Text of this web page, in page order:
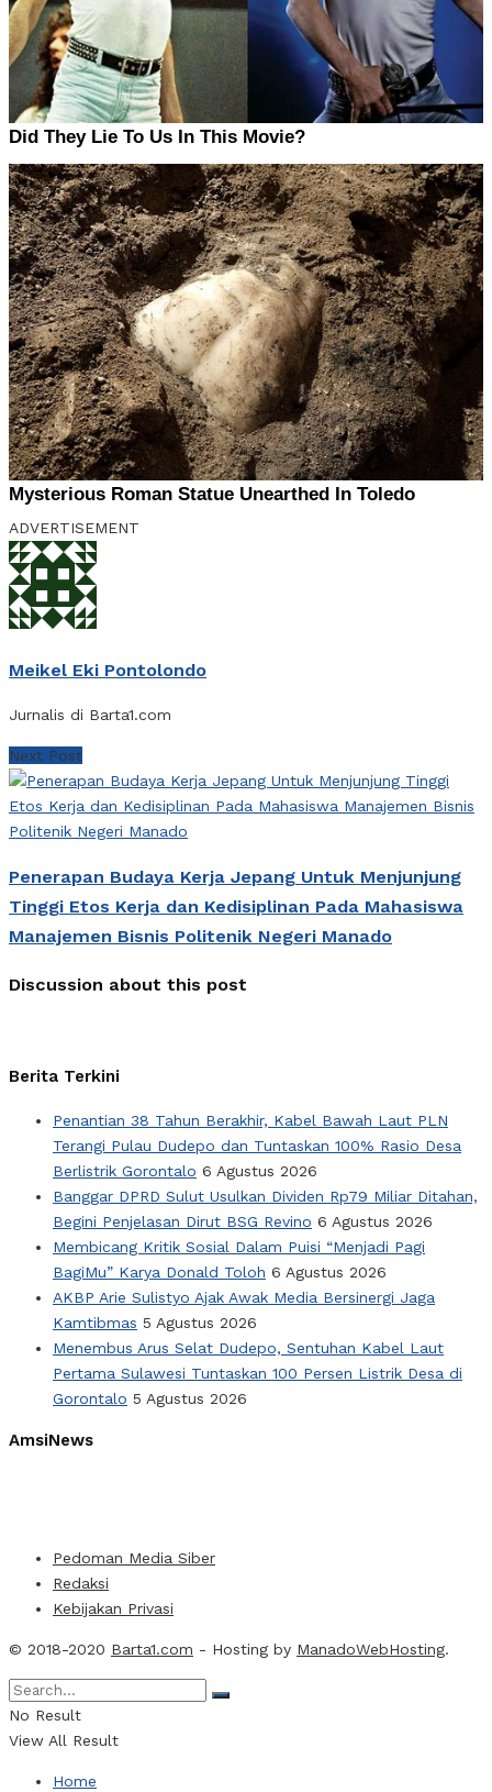
ADVERTISEMENT
Meikel Eki Pontolondo
Jurnalis di Barta1.com
Next Post
Penerapan Budaya Kerja Jepang Untuk Menjunjung
Tinggi Etos Kerja dan Kedisiplinan Pada Mahasiswa
Manajemen Bisnis Politenik Negeri Manado
Discussion about this post
Berita Terkini
Penantian 38 Tahun Berakhir, Kabel Bawah Laut PLN
Terangi Pulau Dudepo dan Tuntaskan 100% Rasio Desa
Berlistrik Gorontalo 6 Agustus 2026
Banggar DPRD Sulut Usulkan Dividen Rp79 Miliar Ditahan,
Begini Penjelasan Dirut BSG Revino 6 Agustus 2026
Membicang Kritik Sosial Dalam Puisi “Menjadi Pagi
BagiMu” Karya Donald Toloh 6 Agustus 2026
AKBP Arie Sulistyo Ajak Awak Media Bersinergi Jaga
Kamtibmas 5 Agustus 2026
Menembus Arus Selat Dudepo, Sentuhan Kabel Laut
Pertama Sulawesi Tuntaskan 100 Persen Listrik Desa di
Gorontalo 5 Agustus 2026
AmsiNews
Pedoman Media Siber
Redaksi
Kebijakan Privasi
© 2018-2020 Barta1.com - Hosting by ManadoWebHosting.
No Result
View All Result
Home